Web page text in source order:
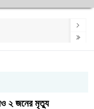
২ জনের মৃত্যু